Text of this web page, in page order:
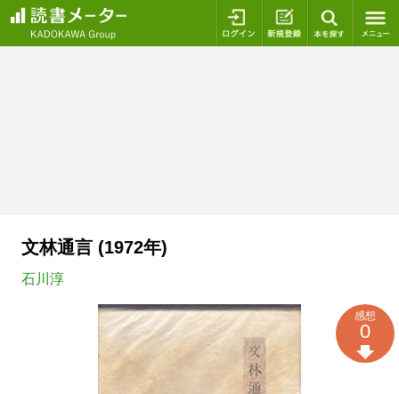
ログイン 新規登録
文林通言 (1972年)
石川淳
感想
0